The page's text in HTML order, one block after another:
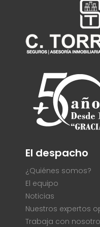
El despacho
¿Quiénes somos?
El equipo
Noticias
Nuestros expertos
Trabaja con